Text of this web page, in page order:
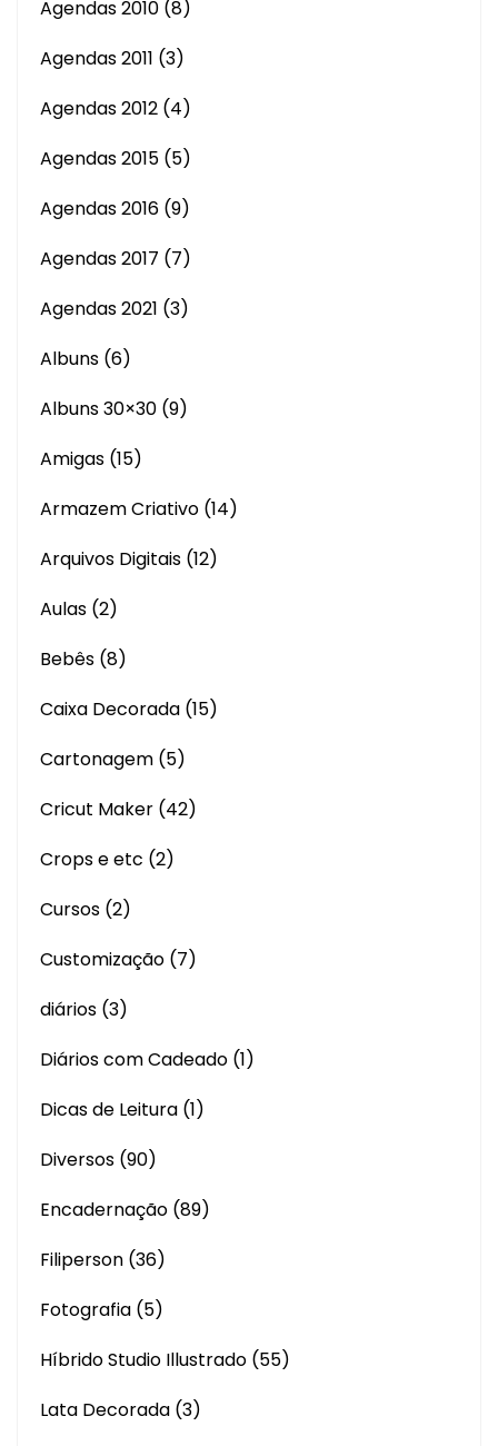
Agendas 2010 (8)
Agendas 2011 (3)
Agendas 2012 (4)
Agendas 2015 (5)
Agendas 2016 (9)
Agendas 2017 (7)
Agendas 2021 (3)
Albuns (6)
Albuns 30×30 (9)
Amigas (15)
Armazem Criativo (14)
Arquivos Digitais (12)
Aulas (2)
Bebês (8)
Caixa Decorada (15)
Cartonagem (5)
Cricut Maker (42)
Crops e etc (2)
Cursos (2)
Customização (7)
diários (3)
Diários com Cadeado (1)
Dicas de Leitura (1)
Diversos (90)
Encadernação (89)
Filiperson (36)
Fotografia (5)
Híbrido Studio Illustrado (55)
Lata Decorada (3)